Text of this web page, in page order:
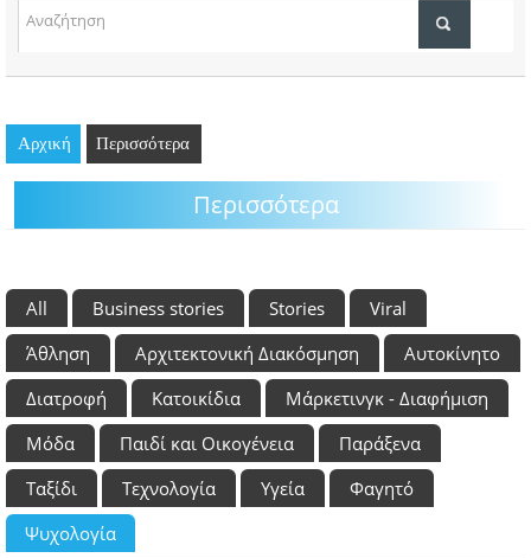
ΤΟΠΙΚΑ ΝΕΑ
GOING OUT
PODCAST
ΠΡΟΣΩΠΑ
ΛΑΡΝΑΚΑ 2030
ΣΥΝΔΕΣΜΟΙ
ΠΕΡΙΣΣΟΤΕΡΑ
7 Αυγούστου: 44ο Φεστιβάλ Λευκάρων – Έναρξη /
Αρχική Περισσότερα
Περισσότερα
All Business stories Stories
Viral
Άθληση
Αρχιτεκτονική Διακόσμηση
Αυτοκίνητο
Διατροφή
Κατοικίδια
Μάρκετινγκ - Διαφήμιση
Μόδα
Παιδί και Οικογένεια
Παράξενα
Ταξίδι
Τεχνολογία Υγεία
Φαγητό
Ψυχολογία